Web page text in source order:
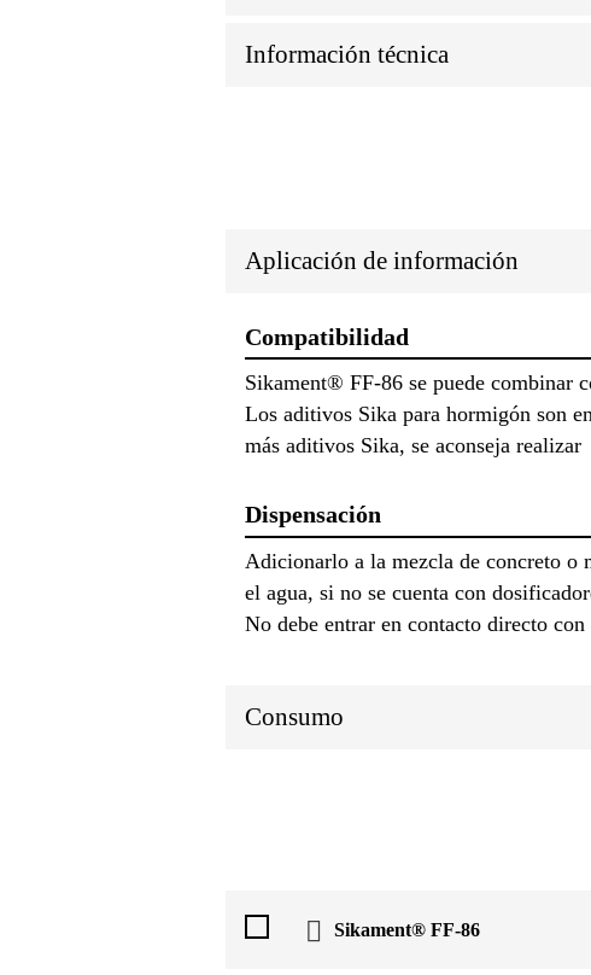
Información técnica
Aplicación de información
Compatibilidad
Sikament® FF-86 se puede combinar
Los aditivos Sika para hormigón son
más aditivos Sika, se aconseja
Dispensación
Adicionarlo a la mezcla de concreto o
el agua, si no se cuenta con
No debe entrar en contacto directo con
Consumo
Sikament® FF-86